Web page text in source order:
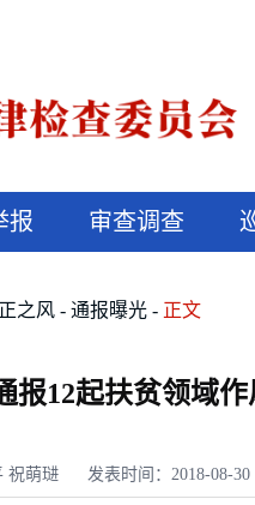
报 审查调查
之风 通报曝光 正文
报12起扶贫领域
祝萌琎 发表时间：2018-08-30